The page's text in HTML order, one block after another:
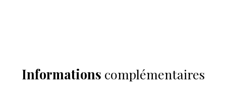
Informations complémentaires